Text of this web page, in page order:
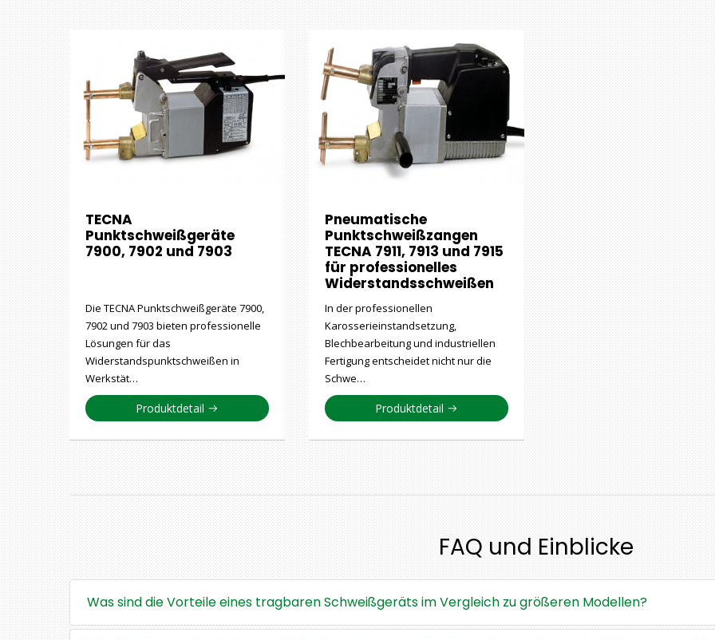
TECNA
Punktschweißgeräte
7900, 7902 und 7903
Die TECNA Punktschweißgeräte 7900,
7902 und 7903 bieten professionelle
Lösungen für das
Widerstandspunktschweißen in
Werkstät…
Produktdetail
Pneumatische
Punktschweißzangen
TECNA 7911, 7913 und 7915
für professionelles
Widerstandsschweißen
In der professionellen
Karosserieinstandsetzung,
Blechbearbeitung und industriellen
Fertigung entscheidet nicht nur die
Schwe…
Produktdetail
FAQ und Einblicke
Was sind die Vorteile eines tragbaren Schweißgeräts im Vergleich zu größeren Modellen?